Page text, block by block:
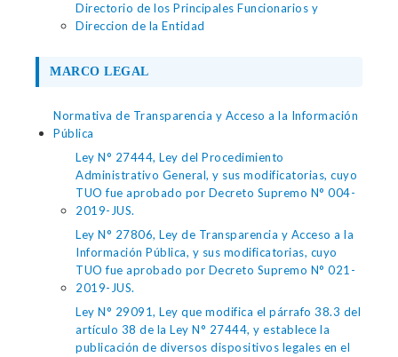
Directorio de los Principales Funcionarios y
Direccion de la Entidad
MARCO LEGAL
Normativa de Transparencia y Acceso a la Información
Pública
Ley N° 27444, Ley del Procedimiento
Administrativo General, y sus modificatorias, cuyo
TUO fue aprobado por Decreto Supremo N° 004-
2019-JUS.
Ley N° 27806, Ley de Transparencia y Acceso a la
Información Pública, y sus modificatorias, cuyo
TUO fue aprobado por Decreto Supremo N° 021-
2019-JUS.
Ley N° 29091, Ley que modifica el párrafo 38.3 del
artículo 38 de la Ley N° 27444, y establece la
publicación de diversos dispositivos legales en el